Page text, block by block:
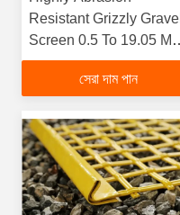
Resistant Grizzly Gravel
Screen 0.5 To 19.05 Mm
Optimize
সেরা দাম পান